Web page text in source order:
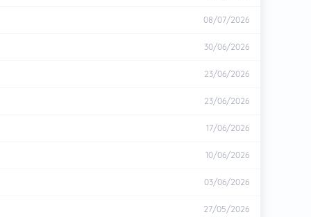
08/07/2026
30/06/2026
23/06/2026
23/06/2026
17/06/2026
10/06/2026
03/06/2026
27/05/2026